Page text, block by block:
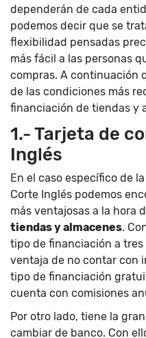
dependerán de cada
podemos decir que se
flexibilidad pensadas
más fácil a las personas
compras. A continuación
de las condiciones más
financiación de tiendas y
1.- Tarjeta de
Inglés
En el caso específico de
Corte Inglés podemos
más ventajosas a la hora
tiendas y almacenes.
tipo de financiación a
ventaja de no contar con
tipo de financiación
cuenta con comisiones
Por otro lado, tiene la
cambiar de banco. Con